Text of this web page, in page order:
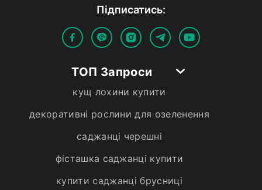
Пiдписатись:
ТОП Запроси
кущ лохини купити
декоративні рослини для озеленення
саджанці черешні
фісташка саджанці купити
купити саджанці брусниці